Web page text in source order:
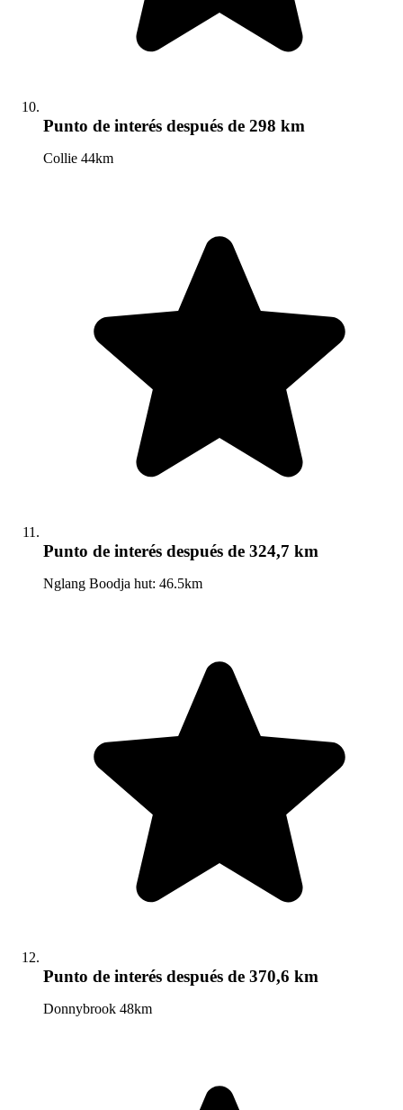
Punto de interés después de 298 km
Collie 44km
Punto de interés después de 324,7 km
Nglang Boodja hut: 46.5km
Punto de interés después de 370,6 km
Donnybrook 48km